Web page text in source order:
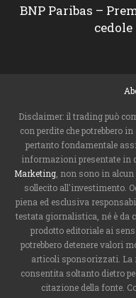
BNP Paribas –
cedole
Disclaimer: il trading può
con perdite che potrebbero
pertanto fondamentale
informazioni presentate in
Marketing, non sono in
sollecito all'investimento.
piena ed esclusiva
testata giornalistica, né è
prodotto editoriale ai
potrebbero detenere valori
articoli sponsorizzati. La
consentita soltanto dietro
citazione della fonte.